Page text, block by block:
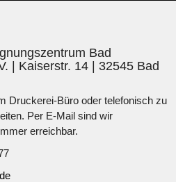
Bad
| Kaiserstr. 14 | 32545 Bad
Druckerei-Büro oder telefonisch zu
Per E-Mail sind wir
erreichbar.